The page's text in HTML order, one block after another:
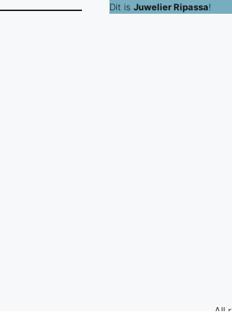
Dit is Juwelier Ripassa!
All